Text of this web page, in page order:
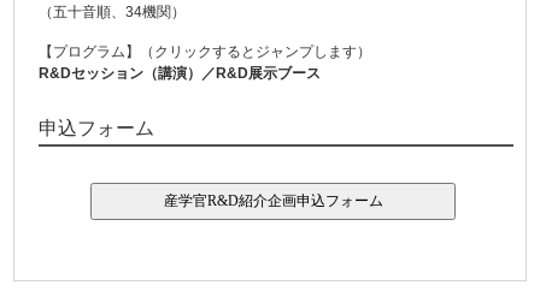
（五十音順、34機関）
【プログラム】（クリックするとジャンプします）
R&Dセッション（講演）／R&D展示ブース
申込フォーム